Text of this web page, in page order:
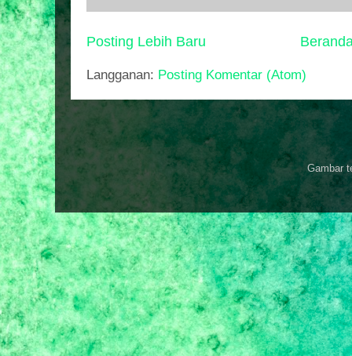
Posting Lebih Baru
Langganan: Posting Komentar (Atom)
Gambar